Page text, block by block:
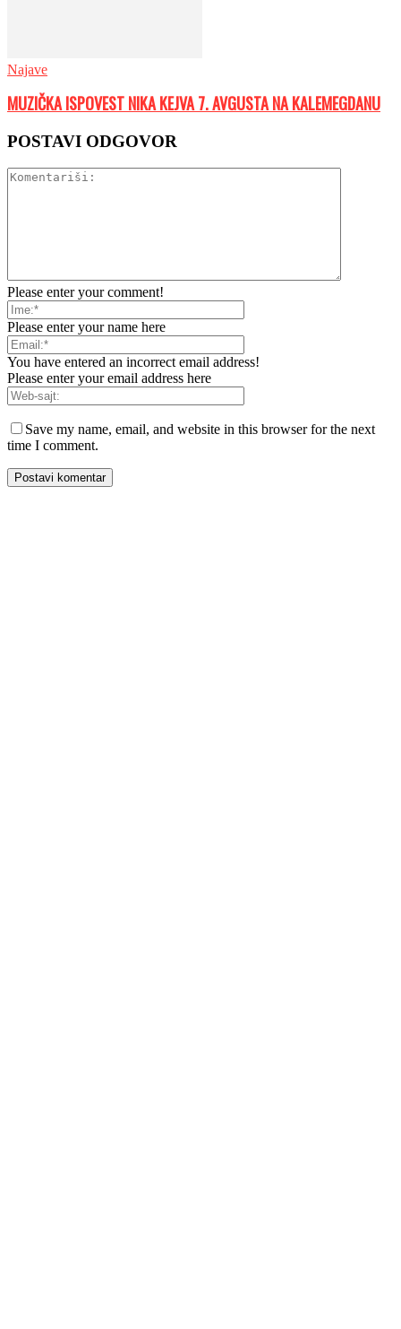
Najave
MUZIČKA ISPOVEST NIKA KEJVA 7. AVGUSTA NA KALEMEGDANU
POSTAVI ODGOVOR
Please enter your comment!
Please enter your name here
You have entered an incorrect email address!
Please enter your email address here
Save my name, email, and website in this browser for the next
time I comment.